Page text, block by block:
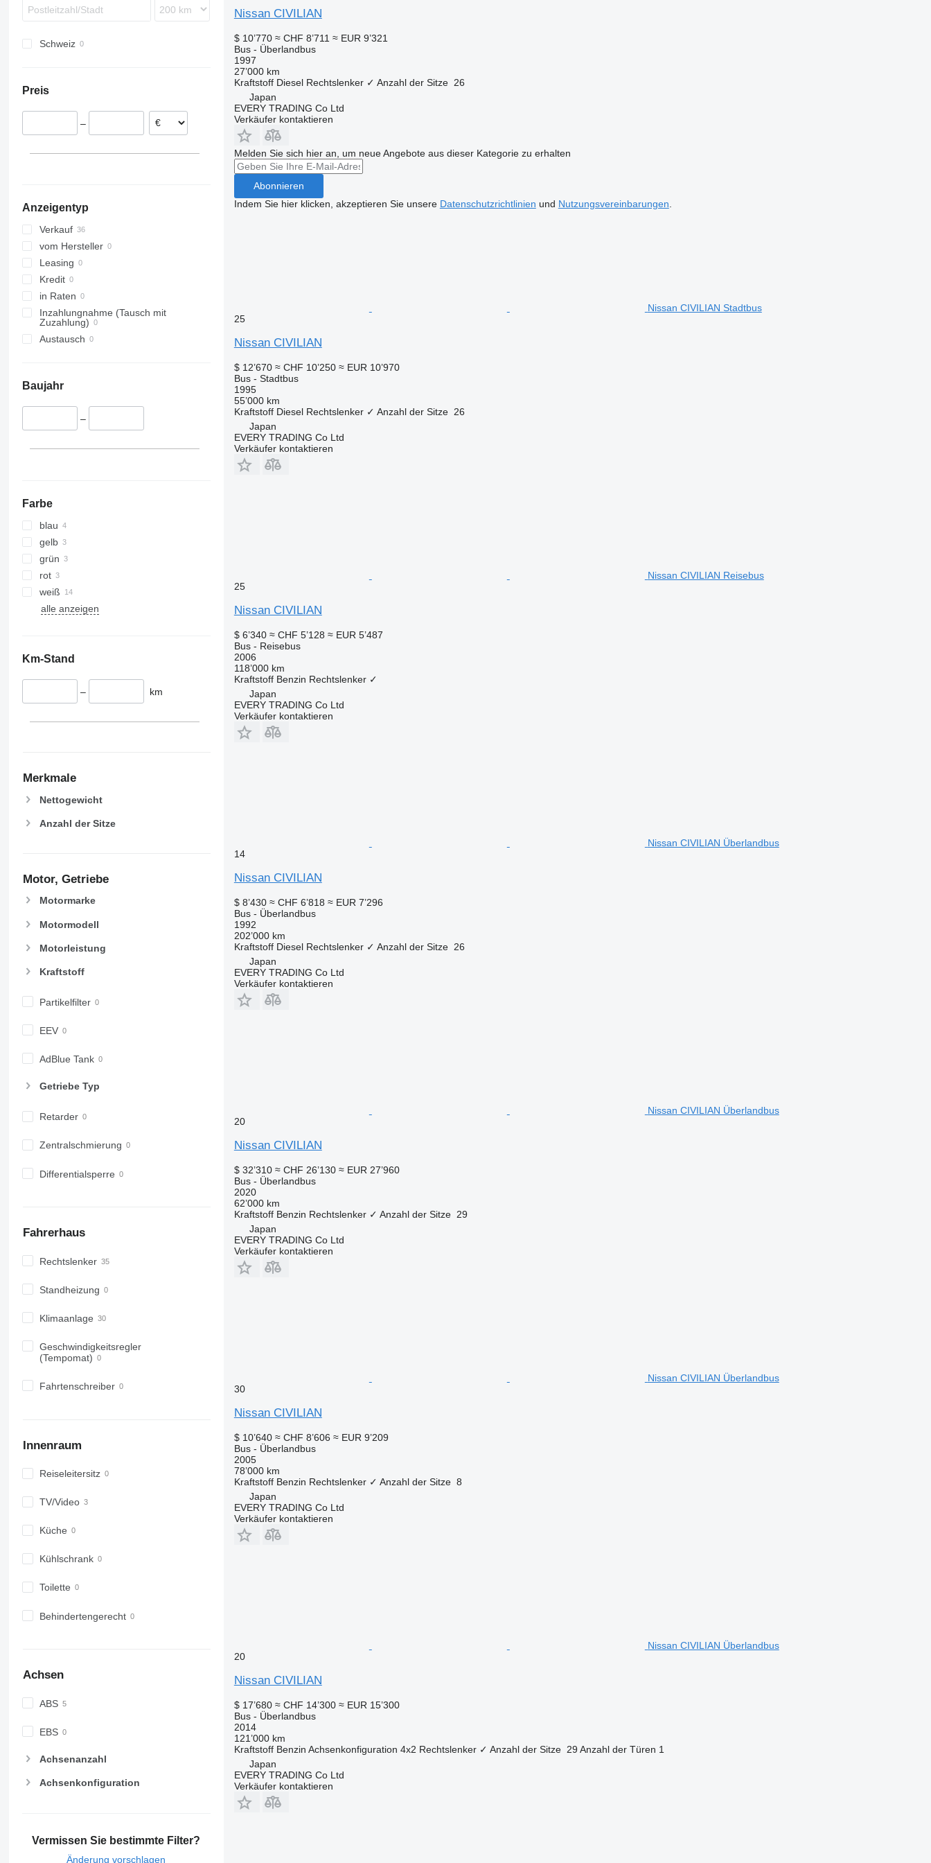
Wing
Recreo
S-Class
Tourino
Touring
Tourmalin
A-series
BM
Schweiz
Preis
–
Anzeigentyp
Verkauf
vom Hersteller
Leasing
Kredit
in Raten
Inzahlungnahme (Tausch mit
Zuzahlung)
Austausch
Baujahr
–
Farbe
blau
gelb
grün
rot
weiß
alle anzeigen
Km-Stand
– km
Merkmale
Nettogewicht
Anzahl der Sitze
Motor, Getriebe
Motormarke
Motormodell
Motorleistung
Kraftstoff
Partikelfilter
EEV
AdBlue Tank
Getriebe Typ
Retarder
Zentralschmierung
Differentialsperre
Fahrerhaus
Rechtslenker
Standheizung
Klimaanlage
Geschwindigkeitsregler
(Tempomat)
Fahrtenschreiber
Innenraum
Reiseleitersitz
TV/Video
Küche
Kühlschrank
Toilette
Behindertengerecht
Achsen
ABS
EBS
Achsenanzahl
Achsenkonfiguration
Vermissen Sie bestimmte Filter?
Änderung vorschlagen
Nissan CIVILIAN
$ 10’770 ≈ CHF 8’711 ≈ EUR 9’321
Bus - Überlandbus
1997
27’000 km
Kraftstoff Diesel Rechtslenker ✓ Anzahl der Sitze 26
Japan
EVERY TRADING Co Ltd
Verkäufer kontaktieren
Melden Sie sich hier an, um neue Angebote aus dieser Kategorie zu erhalten
Abonnieren
Indem Sie hier klicken, akzeptieren Sie unsere Datenschutzrichtlinien und Nutzungsvereinbarungen
Nissan CIVILIAN Stadtbus
25
Nissan CIVILIAN
$ 12’670 ≈ CHF 10’250 ≈ EUR 10’970
Bus - Stadtbus
1995
55’000 km
Kraftstoff Diesel Rechtslenker ✓ Anzahl der Sitze 26
Japan
EVERY TRADING Co Ltd
Verkäufer kontaktieren
Nissan CIVILIAN Reisebus
25
Nissan CIVILIAN
$ 6’340 ≈ CHF 5’128 ≈ EUR 5’487
Bus - Reisebus
2006
118’000 km
Kraftstoff Benzin Rechtslenker ✓
Japan
EVERY TRADING Co Ltd
Verkäufer kontaktieren
Nissan CIVILIAN Überlandbus
14
Nissan CIVILIAN
$ 8’430 ≈ CHF 6’818 ≈ EUR 7’296
Bus - Überlandbus
1992
202’000 km
Kraftstoff Diesel Rechtslenker ✓ Anzahl der Sitze 26
Japan
EVERY TRADING Co Ltd
Verkäufer kontaktieren
Nissan CIVILIAN Überlandbus
20
Nissan CIVILIAN
$ 32’310 ≈ CHF 26’130 ≈ EUR 27’960
Bus - Überlandbus
2020
62’000 km
Kraftstoff Benzin Rechtslenker ✓ Anzahl der Sitze 29
Japan
EVERY TRADING Co Ltd
Verkäufer kontaktieren
Nissan CIVILIAN Überlandbus
30
Nissan CIVILIAN
$ 10’640 ≈ CHF 8’606 ≈ EUR 9’209
Bus - Überlandbus
2005
78’000 km
Kraftstoff Benzin Rechtslenker ✓ Anzahl der Sitze 8
Japan
EVERY TRADING Co Ltd
Verkäufer kontaktieren
Nissan CIVILIAN Überlandbus
20
Nissan CIVILIAN
$ 17’680 ≈ CHF 14’300 ≈ EUR 15’300
Bus - Überlandbus
2014
121’000 km
Kraftstoff Benzin Achsenkonfiguration 4x2 Rechtslenker ✓ Anzahl der Sitze 29 Anzahl der Türen 1
Japan
EVERY TRADING Co Ltd
Verkäufer kontaktieren